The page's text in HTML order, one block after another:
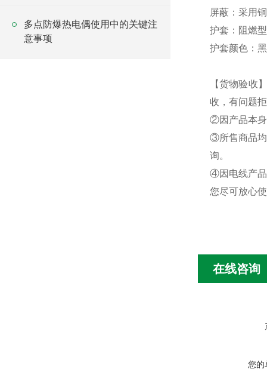
多点防爆热电偶使用中的关键注
意事项
屏蔽：采用
护套：阻燃
护套颜色：
【货物验收
收，有问题
②因产品本
③所售商品
询。
④因电线产
您尽可放心
在线咨询
您的